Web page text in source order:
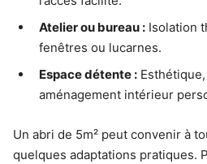
Atelier ou bureau : Isolation
fenêtres ou lucarnes.
Espace détente :
aménagement intérieur
Un abri de 5m² peut convenir à
quelques adaptations pratiques.